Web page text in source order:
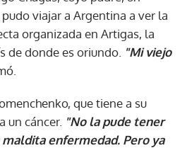
viajar a Argentina a ver la
organizada en Artigas, la
de donde es oriundo. "Mi viejo
que tiene a su
un cáncer. "No la pude tener
enfermedad. Pero ya